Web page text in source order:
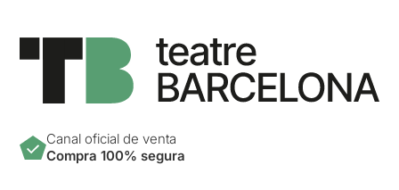
Canal oficial de venta
Compra 100% segura